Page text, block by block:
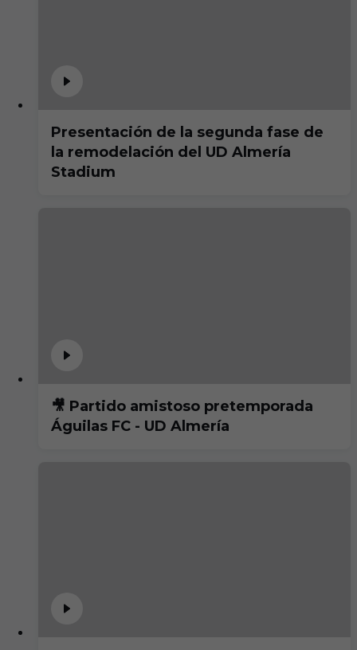
Presentación de la segunda fase de
la remodelación del UD Almería
Stadium
🎥 Partido amistoso pretemporada
Águilas FC - UD Almería